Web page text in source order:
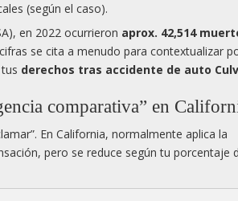
(según el caso).
en 2022 ocurrieron aprox. 42,514
se cita a menudo para contextualizar
derechos tras accidente de auto
comparativa” en
En California, normalmente aplica la
pero se reduce según tu porcentaje